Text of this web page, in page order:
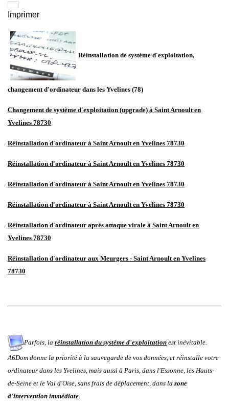
Imprimer
Réinstallation de système d'exploitation,
changement d'ordinateur dans les Yvelines (78)
Changement de système d'exploitation (upgrade) à Saint Arnoult en
Yvelines 78730
Réinstallation d'ordinateur à Saint Arnoult en Yvelines 78730
Réinstallation d'ordinateur à Saint Arnoult en Yvelines 78730
Réinstallation d'ordinateur à Saint Arnoult en Yvelines 78730
Réinstallation d'ordinateur à Saint Arnoult en Yvelines 78730
Réinstallation d'ordinateur après attaque virale à Saint Arnoult en
Yvelines 78730
Réinstallation d'ordinateur aux Meurgers - Saint Arnoult en Yvelines
78730
Parfois, la réinstallation du système d'exploitation est inévitable.
A6Dom donne la priorité à la sauvegarde de vos données, et réinstalle votre
ordinateur dans les Yvelines, mais aussi à Paris, dans l'Essonne, les Hauts-
de-Seine et le Val d'Oise, sans frais de déplacement, dans lazone
d'intervention immédiate.